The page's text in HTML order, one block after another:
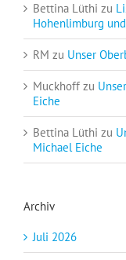
Bettina Lüthi zu
Hohenlimburg
RM zu Unser
Muckhoff zu
Eiche
Bettina Lüthi zu
Michael Eiche
Archiv
Juli 2026